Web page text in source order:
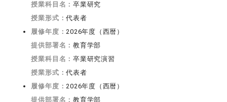
授業科目名：卒業研究
授業形式：代表者
履修年度：2026年度（西暦）
提供部署名：教育学部
授業科目名：卒業研究演習
授業形式：代表者
履修年度：2026年度（西暦）
提供部署名：教育学部